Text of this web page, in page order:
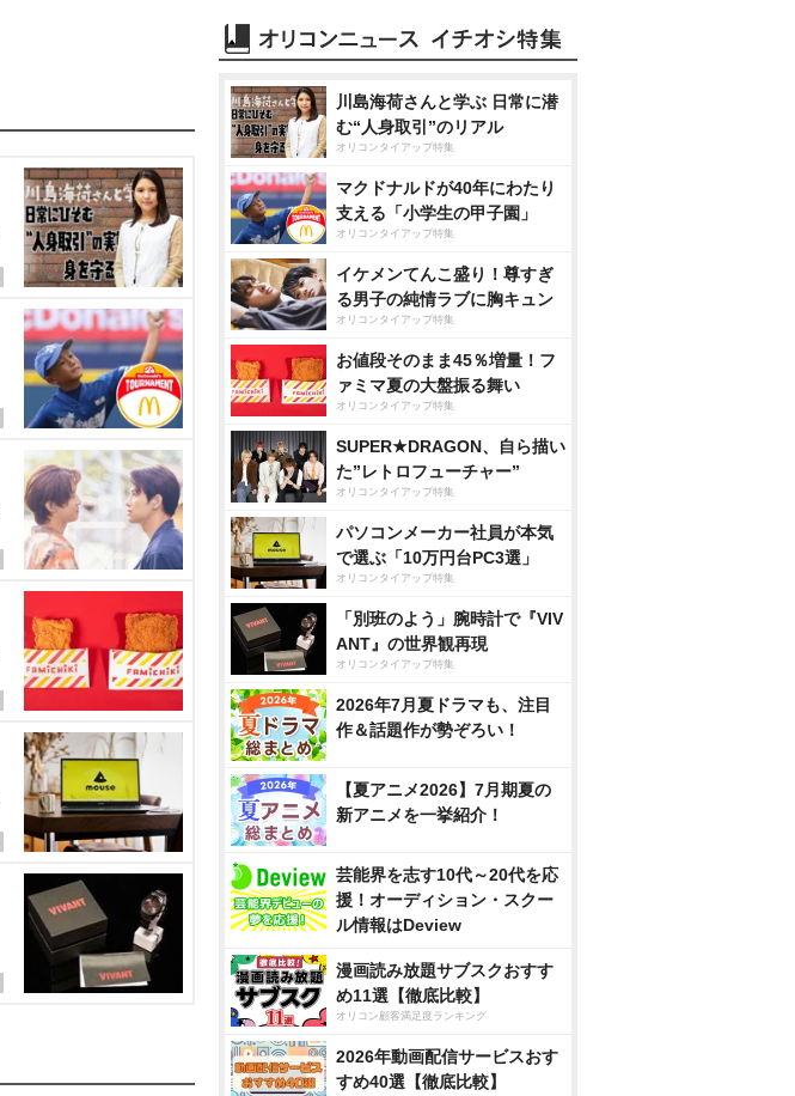
川島海荷さんと学ぶ 日常に潜
む“人身取引”のリアル
オリコンタイアップ特集
マクドナルドが40年にわたり
支える「小学生の甲子園」
オリコンタイアップ特集
イケメンてんこ盛り！尊すぎ
る男子の純情ラブに胸キュン
オリコンタイアップ特集
お値段そのまま45％増量！フ
ァミマ夏の大盤振る舞い
オリコンタイアップ特集
SUPER★DRAGON、自ら描い
た”レトロフューチャー”
オリコンタイアップ特集
パソコンメーカー社員が本気
で選ぶ「10万円台PC3選」
オリコンタイアップ特集
「別班のよう」腕時計で『VIV
ANT』の世界観再現
オリコンタイアップ特集
2026年7月夏ドラマも、注目
作＆話題作が勢ぞろい！
【夏アニメ2026】7月期夏の
新アニメを一挙紹介！
芸能界を志す10代～20代を応
援！オーディション・スクー
ル情報はDeview
漫画読み放題サブスクおすす
め11選【徹底比較】
オリコン顧客満足度ランキング
2026年動画配信サービスおす
すめ40選【徹底比較】